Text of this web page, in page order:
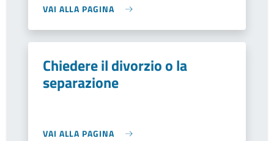
VAI ALLA PAGINA
Chiedere il divorzio o la
separazione
VAI ALLA PAGINA